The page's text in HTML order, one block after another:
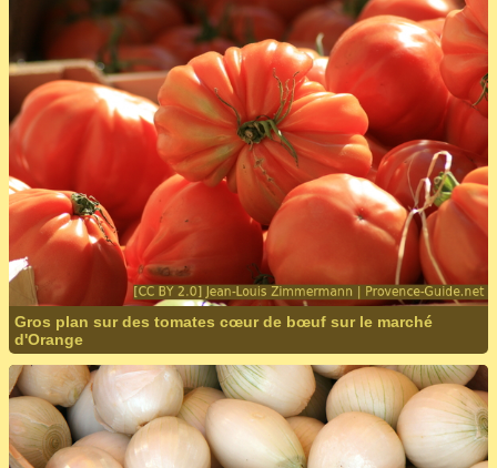
Gros plan sur des tomates cœur de bœuf sur le marché
d'Orange